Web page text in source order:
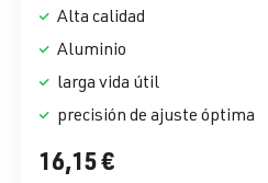
Alta calidad
Aluminio
larga vida útil
precisión de ajuste óptima
16,15 €